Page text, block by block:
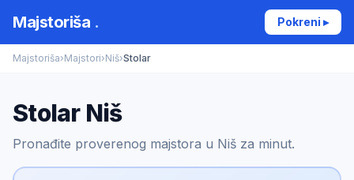
Majstoriša . Pokreni ▸
Majstoriša›Majstori›Niš›Stolar
Stolar Niš
Pronađite proverenog majstora u Niš za minut.